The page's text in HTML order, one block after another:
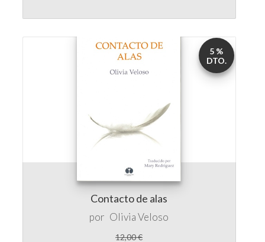
Contacto de alas
por Olivia Veloso
12,00 €
5 %
DTO.